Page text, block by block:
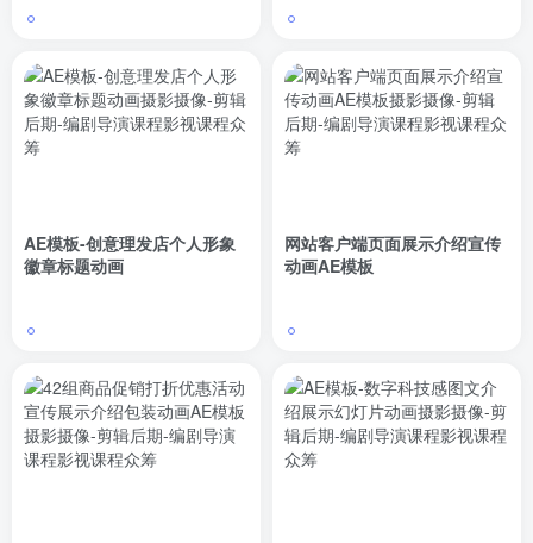
AE模板-创意理发店个人形象
徽章标题动画
网站客户端页面展示介绍宣传
动画AE模板